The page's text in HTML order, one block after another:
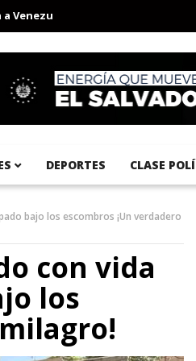
Aeropuerto
DEPORTES CLASE
bajo los escombros ¡Un verdadero
con vida
los